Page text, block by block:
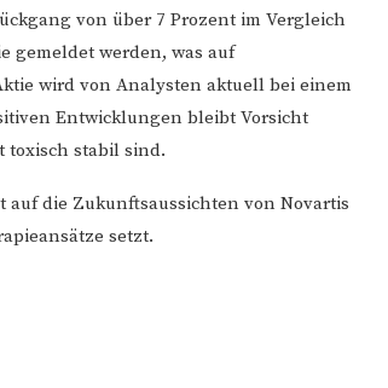
von über 7 Prozent im Vergleich
gemeldet werden, was auf
wird von Analysten aktuell bei einem
Entwicklungen bleibt Vorsicht
toxisch stabil sind.
die Zukunftsaussichten von Novartis
setzt.